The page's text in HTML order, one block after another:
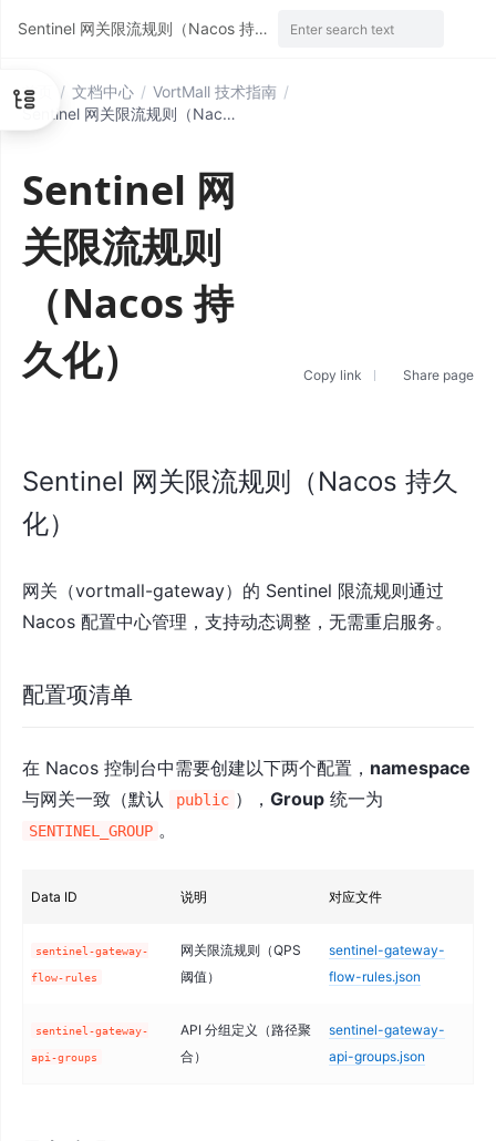
首页 / 文档中心 / VortMall 技术指南 /
Sentinel 网关限流规则（Nacos 持久化）
Sentinel 网
关限流规则
（Nacos 持
久化）
Copy link Share page
Sentinel 网关限流规则（Nacos 持久
化）
网关（vortmall-gateway）的 Sentinel 限流规则通过
Nacos 配置中心管理，支持动态调整，无需重启服务。
配置项清单
在 Nacos 控制台中需要创建以下两个配置， namespace
与网关一致（默认
public ），Group 统一为
SENTINEL_GROUP 。
Data ID 说明 对应文件
sentinel-gateway-
flow-rules
网关限流规则（QPS
阈值）
sentinel-gateway-
flow-rules.json
sentinel-gateway-
api-groups
API 分组定义（路径聚
合）
sentinel-gateway-
api-groups.json
Sentinel 网关限流规则（Nacos 持久化） Enter search text